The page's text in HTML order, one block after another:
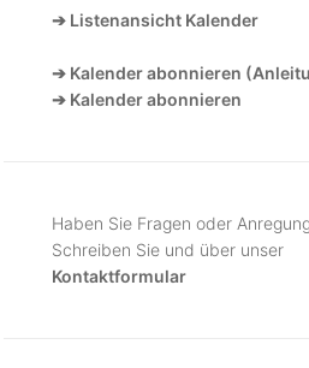
➔ Listenansicht Kalender
➔ Kalender abonnieren
➔ Kalender abonnieren
Haben Sie Fragen oder
Schreiben Sie und über unser
Kontaktformular